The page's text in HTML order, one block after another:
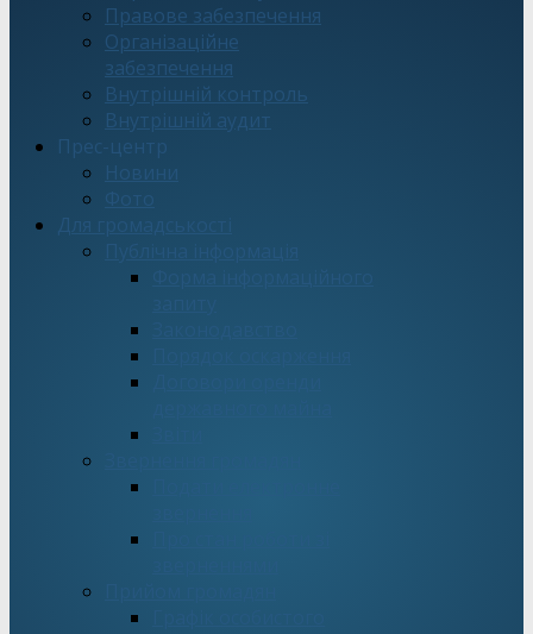
Правове забезпечення
Організаційне
забезпечення
Внутрішній контроль
Внутрішній аудит
Прес-центр
Новини
Фото
Для громадськості